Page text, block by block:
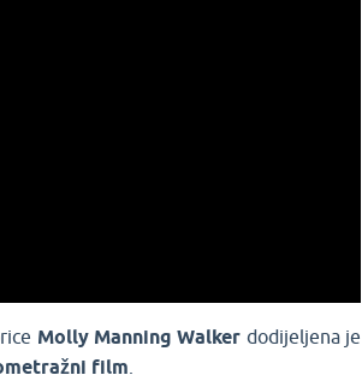
Molly Manning Walker dodijeljena je
film